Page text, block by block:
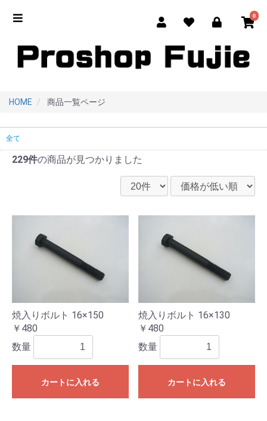
0
HOME 商品一覧ページ
全て
229件の商品が見つかりました
焼入りボルト 16×150
￥480
数量
カートに入れる
焼入りボルト 16×130
￥480
数量
カートに入れる